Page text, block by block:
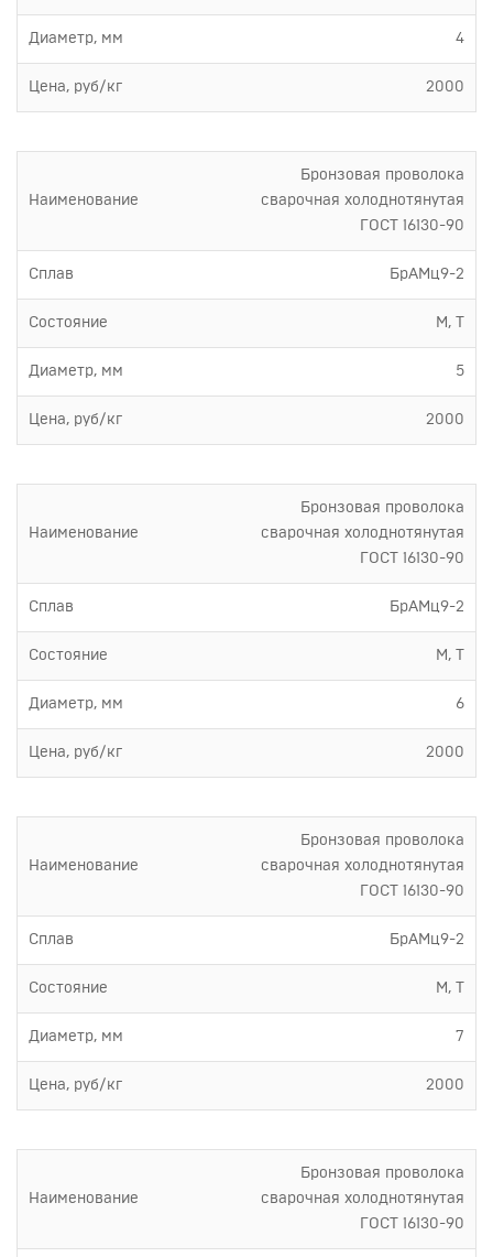
Диаметр, мм 4
Цена, руб/кг 2000
Наименование
Бронзовая проволока
сварочная холоднотянутая
ГОСТ 16130-90
Сплав БрАМц9-2
Состояние М, Т
Диаметр, мм 5
Цена, руб/кг 2000
Наименование
Бронзовая проволока
сварочная холоднотянутая
ГОСТ 16130-90
Сплав БрАМц9-2
Состояние М, Т
Диаметр, мм 6
Цена, руб/кг 2000
Наименование
Бронзовая проволока
сварочная холоднотянутая
ГОСТ 16130-90
Сплав БрАМц9-2
Состояние М, Т
Диаметр, мм 7
Цена, руб/кг 2000
Наименование
Бронзовая проволока
сварочная холоднотянутая
ГОСТ 16130-90